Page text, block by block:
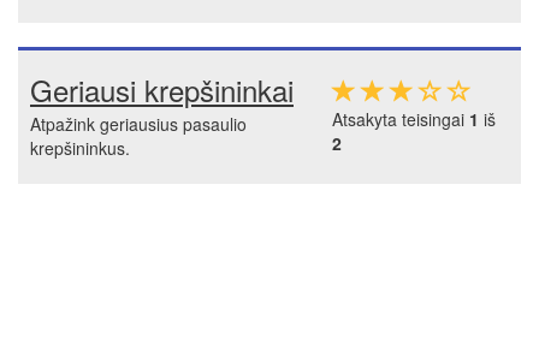
Geriausi krepšininkai
Atpažink geriausius pasaulio
krepšininkus.
Atsakyta teisingai 1 iš
2